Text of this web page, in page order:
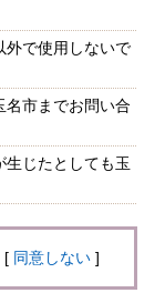
外で使用しないで
名市までお問い合
じたとしても玉
同意しない ]